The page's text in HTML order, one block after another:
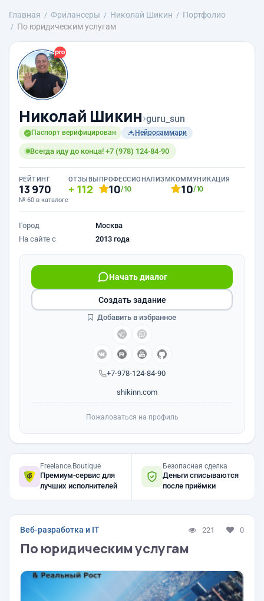
Главная Фрилансеры Николай Шикин
Портфолио
По юридическим услугам
Николай Шикин›guru_sun
Паспорт верифицирован Нейросаммари
Всегда иду до конца! +7 (978) 124-84-90
РЕЙТИНГ
13 970
№ 60 в каталоге
ОТЗЫВЫ
112
ПРОФЕССИОНАЛИЗМ
10/10
КОММУНИКАЦИЯ
10/10
Город
Москва
На сайте с
2013 года
+7-978-124-84-90
Начать диалог
shikinn.com
Создать задание
Добавить в избранное
Пожаловаться на профиль
Freelance.Boutique
Премиум-сервис для
лучших исполнителей
Безопасная сделка
Деньги списываются
после приёмки
Веб-разработка и IT 221 0
По юридическим услугам